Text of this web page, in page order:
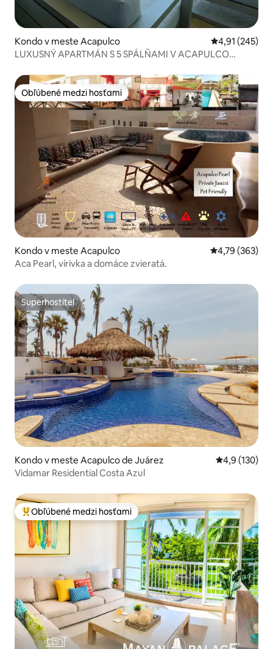
Kondo v meste Acapulco Priemerné
4,91 (245)
LUXUSNÝ APARTMÁN S 5 SPÁLŇAMI V ACAPULCO
Obľúbené medzi hosťami
Obľúbené medzi hosťami
Kondo v meste Acapulco Priemerné
4,79 (363)
Aca Pearl, vírivka a domáce zvieratá.
Superhostiteľ
Superhostiteľ
Kondo v meste Acapulco de Juárez Priemerné
4,9 (130)
Vidamar Residential Costa Azul
Najobľúbenejšie medzi hosťami
Obľúbené medzi hosťami